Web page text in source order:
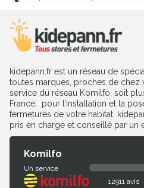
kidepann.fr est un réseau de
toutes marques, proches de chez
service du réseau Komilfo, soit
France, pour l’installation et la
fermetures de votre habitat.
pris en charge et conseillé par un
Komilfo
Un service
12911 avis